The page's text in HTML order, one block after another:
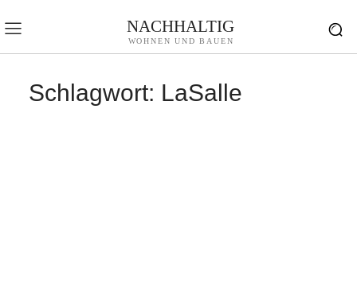
NACHHALTIG
WOHNEN UND BAUEN
Schlagwort: LaSalle